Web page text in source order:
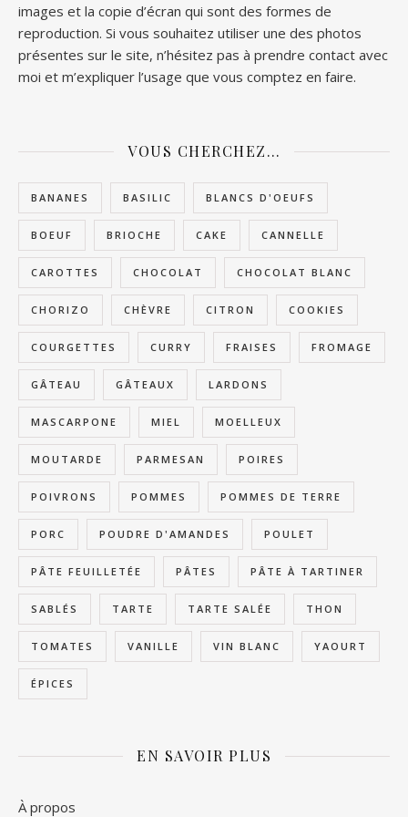
images et la copie d’écran qui sont des formes de
reproduction. Si vous souhaitez utiliser une des photos
présentes sur le site, n’hésitez pas à prendre contact avec
moi et m’expliquer l’usage que vous comptez en faire.
VOUS CHERCHEZ…
BANANES BASILIC BLANCS D'OEUFS
BOEUF BRIOCHE CAKE CANNELLE
CAROTTES CHOCOLAT CHOCOLAT BLANC
CHORIZO CHÈVRE CITRON COOKIES
COURGETTES CURRY FRAISES FROMAGE
GÂTEAU GÂTEAUX LARDONS
MASCARPONE MIEL MOELLEUX
MOUTARDE PARMESAN POIRES
POIVRONS POMMES POMMES DE TERRE
PORC POUDRE D'AMANDES POULET
PÂTE FEUILLETÉE PÂTES PÂTE À TARTINER
SABLÉS TARTE TARTE SALÉE THON
TOMATES VANILLE VIN BLANC YAOURT
ÉPICES
EN SAVOIR PLUS
À propos